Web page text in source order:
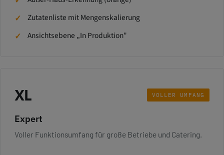
Zutatenliste mit Mengenskalierung
Ansichtsebene „In Produktion"
XL VOLLER UMFANG
Expert
Voller Funktionsumfang für große Betriebe und Catering.